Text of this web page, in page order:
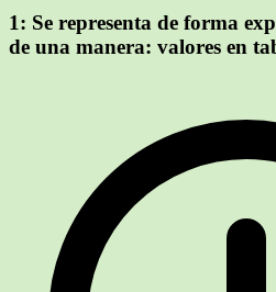
1: Se representa de forma
de una manera: valores en